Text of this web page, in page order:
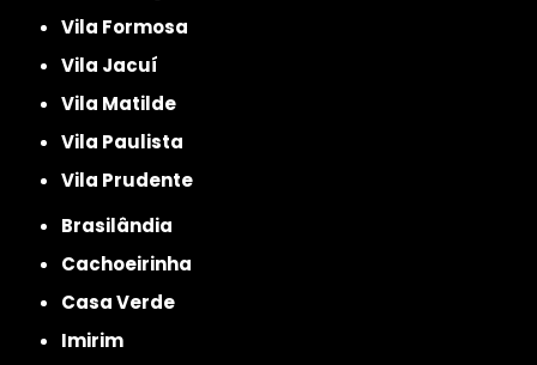
Vila Formosa
Vila Jacuí
Vila Matilde
Vila Paulista
Vila Prudente
Brasilândia
Cachoeirinha
Casa Verde
Imirim